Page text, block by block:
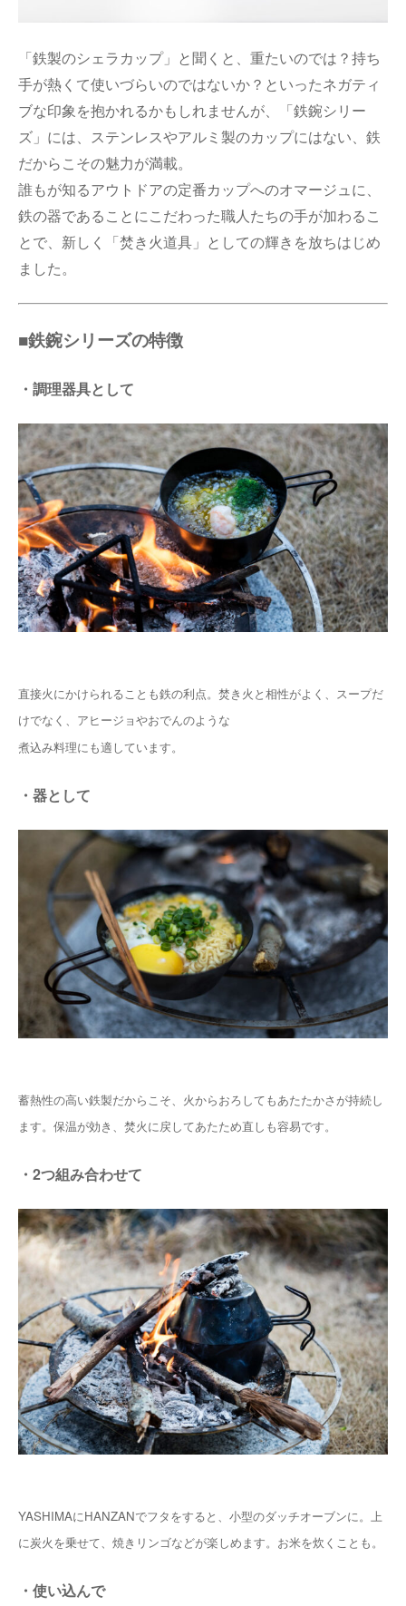
「鉄製のシェラカップ」と聞くと、重たいのでは？持ち
手が熱くて使いづらいのではないか？といったネガティ
ブな印象を抱かれるかもしれませんが、「鉄鋺シリー
ズ」には、ステンレスやアルミ製のカップにはない、鉄
だからこその魅力が満載。
誰もが知るアウトドアの定番カップへのオマージュに、
鉄の器であることにこだわった職人たちの手が加わるこ
とで、新しく「焚き火道具」としての輝きを放ちはじめ
ました。
■鉄鋺シリーズの特徴
・調理器具として
直接火にかけられることも鉄の利点。焚き火と相性がよく、スープだ
けでなく、アヒージョやおでんのような
煮込み料理にも適しています。
・器として
蓄熱性の高い鉄製だからこそ、火からおろしてもあたたかさが持続し
ます。保温が効き、焚火に戻してあたため直しも容易です。
・2つ組み合わせて
YASHIMAにHANZANでフタをすると、小型のダッチオーブンに。上
に炭火を乗せて、焼きリンゴなどが楽しめます。お米を炊くことも。
・使い込んで